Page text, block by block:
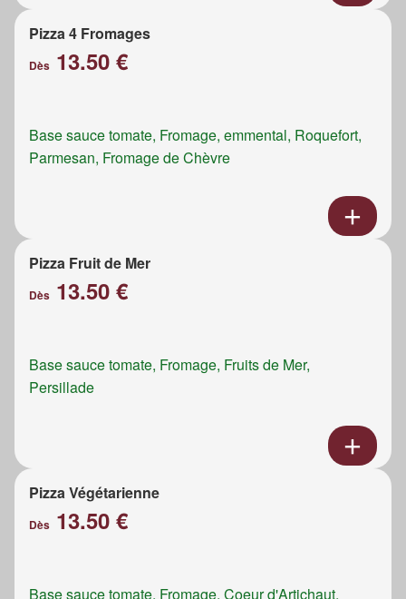
Pizza 4 Fromages
Dès 13.50 €
Base sauce tomate, Fromage, emmental, Roquefort,
Parmesan, Fromage de Chèvre
Pizza Fruit de Mer
Dès 13.50 €
Base sauce tomate, Fromage, Fruits de Mer,
Persillade
Pizza Végétarienne
Dès 13.50 €
Base sauce tomate, Fromage, Coeur d'Artichaut,